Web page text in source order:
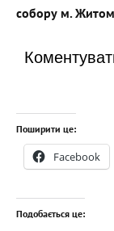
собору м.
Поширити це:
Facebook
Подобається це: